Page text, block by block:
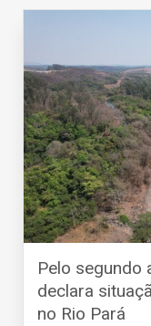
Pelo segundo
declara
no Rio Pará